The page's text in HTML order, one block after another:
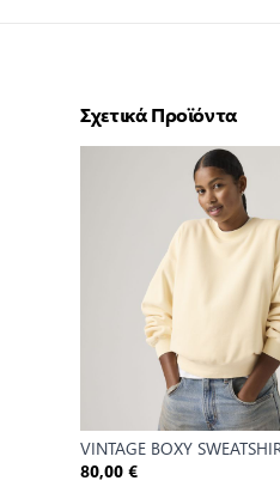
Σχετικά Προϊόντα
VINTAGE BOXY
80,00 €